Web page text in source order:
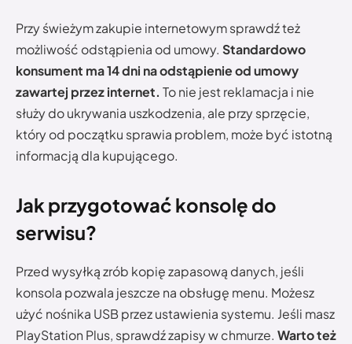
Przy świeżym zakupie internetowym sprawdź też
możliwość odstąpienia od umowy. Standardowo
konsument ma 14 dni na odstąpienie od umowy
zawartej przez internet. To nie jest reklamacja i nie
służy do ukrywania uszkodzenia, ale przy sprzęcie,
który od początku sprawia problem, może być istotną
informacją dla kupującego.
Jak przygotować konsolę do
serwisu?
Przed wysyłką zrób kopię zapasową danych, jeśli
konsola pozwala jeszcze na obsługę menu. Możesz
użyć nośnika USB przez ustawienia systemu. Jeśli masz
PlayStation Plus, sprawdź zapisy w chmurze. Warto też